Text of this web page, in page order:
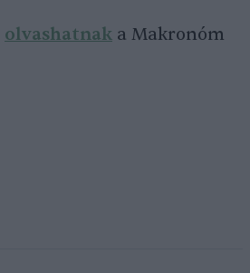
olvashatnak a Makronóm